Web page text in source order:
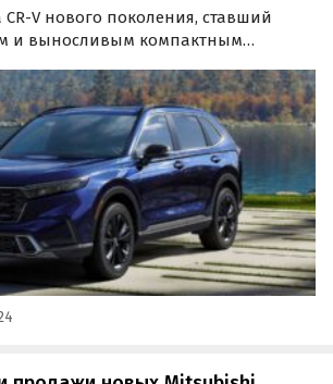
CR-V нового поколения, ставший
и выносливым компактным